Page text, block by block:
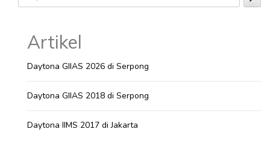
Artikel
Daytona GIIAS 2026 di Serpong
Daytona GIIAS 2018 di Serpong
Daytona IIMS 2017 di Jakarta